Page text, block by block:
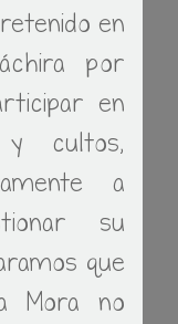
en
por
en
y cultos,
a
su
que
Mora no